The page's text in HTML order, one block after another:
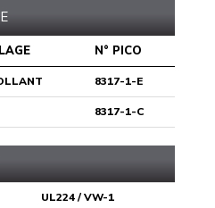
N° PICO
8317-1-E
8317-1-C
UL224 / VW-1